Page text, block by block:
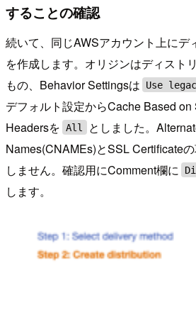
することの確認
続いて、同じAWSアカウント上にデ
を作成します。オリジンはディスト
もの、Behavior Settingsは
Use
デフォルト設定からCache Based
Headersを All
としました。
Names(CNAMEs)とSSL Certificate
しません。確認用にComment欄に
します。